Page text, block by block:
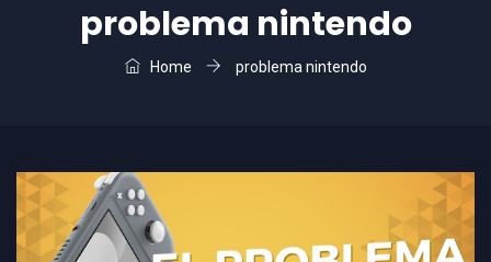
problema nintendo
Home problema nintendo